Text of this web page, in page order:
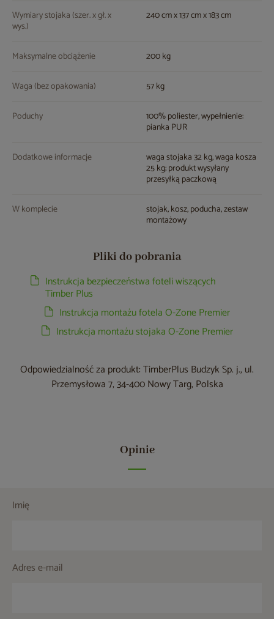
Wymiary stojaka (szer. x gł. x
wys.)
240 cm x 137 cm x 183 cm
Maksymalne obciążenie 200 kg
Waga (bez opakowania) 57 kg
Poduchy 100% poliester, wypełnienie:
pianka PUR
Dodatkowe informacje waga stojaka 32 kg, waga kosza
25 kg; produkt wysyłany
przesyłką paczkową
W komplecie stojak, kosz, poducha, zestaw
montażowy
Pliki do pobrania
Instrukcja bezpieczeństwa foteli wiszących
Timber Plus
Instrukcja montażu fotela O-Zone Premier
Instrukcja montażu stojaka O-Zone Premier
Odpowiedzialność za produkt: TimberPlus Budzyk Sp. j., ul.
Przemysłowa 7, 34-400 Nowy Targ, Polska
Opinie
Imię
Adres e-mail